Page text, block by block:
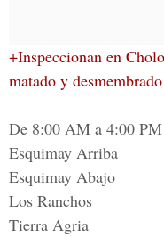
+Inspeccionan en
matado y
De 8:00 AM a 4:00
Esquimay Arriba
Esquimay Abajo
Los Ranchos
Tierra Agria